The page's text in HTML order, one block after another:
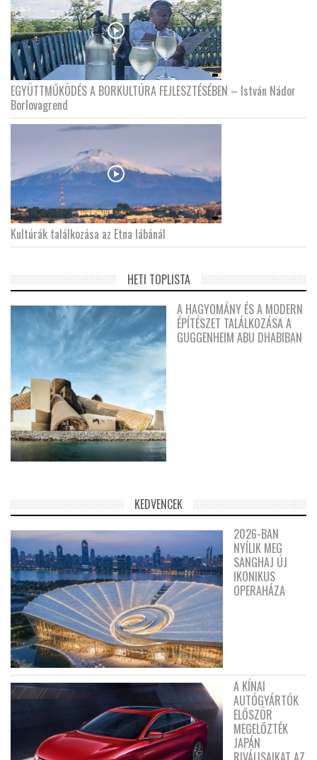
EGYÜTTMŰKÖDÉS A BORKULTÚRA FEJLESZTÉSÉBEN – István Nádor
Borlovagrend
Kultúrák találkozása az Etna lábánál
HETI TOPLISTA
A HAGYOMÁNY ÉS A MODERN
ÉPÍTÉSZET TALÁLKOZÁSA A
GUGGENHEIM ABU DHABIBAN
KEDVENCEK
2026-BAN
NYÍLIK MEG
SANGHAJ ÚJ
IKONIKUS
OPERAHÁZA
A KÍNAI
AUTÓGYÁRTÓK
ELŐSZÖR
MEGELŐZTÉK
JAPÁN